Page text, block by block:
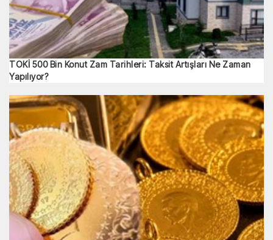
TOKİ 500 Bin Konut Zam Tarihleri: Taksit Artışları Ne Zaman
Yapılıyor?